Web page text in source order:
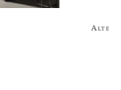
Alter